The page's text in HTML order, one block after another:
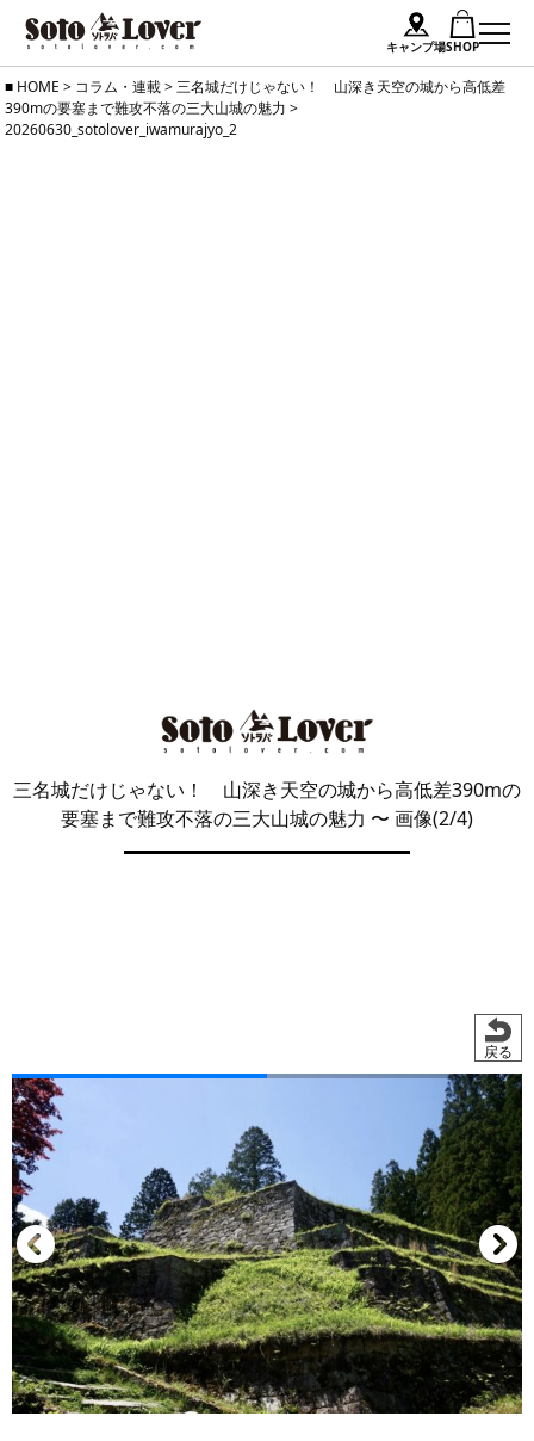
キャンプ場SHOP
Skip
to
HOME > コラム・連載>三名城だけじゃない！ 山深き天空の城から高低差
390mの要塞まで難攻不落の三大山城の魅力 >
20260630_sotolover_iwamurajyo_2
三名城だけじゃない！ 山深き天空の城から高低差390mの
要塞まで難攻不落の三大山城の魅力 〜 画像(2/4)
戻る